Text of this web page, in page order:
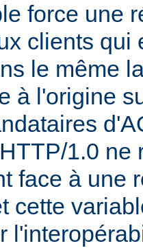
force une
clients qui
le même
à l'origine
1.0 ne
face à une
cette